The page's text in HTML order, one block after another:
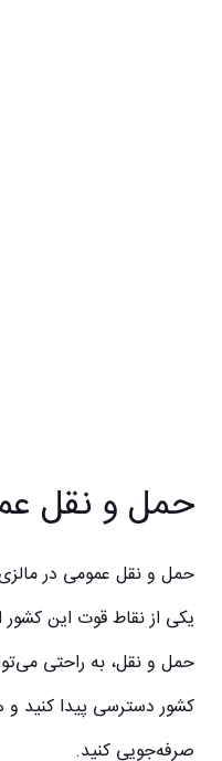
حمل و نقل
حمل و نقل عمومی در
یکی از نقاط قوت این
حمل و نقل، به راحتی
کشور دسترسی پیدا کنید
صرفه‌جویی کنید.